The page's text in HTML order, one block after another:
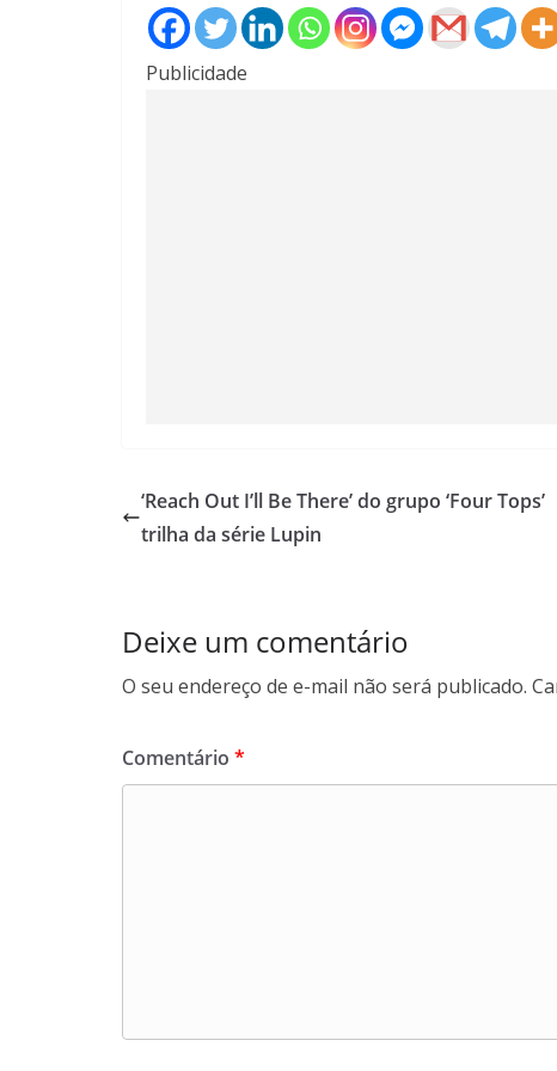
Publicidade
‘Reach Out I’ll Be There’ do grupo ‘Four Tops’
trilha da série Lupin
Deixe um comentário
O seu endereço de e-mail não será publicado.
Comentário *